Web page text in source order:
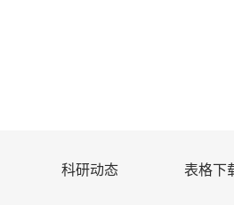
科研动态 表格下